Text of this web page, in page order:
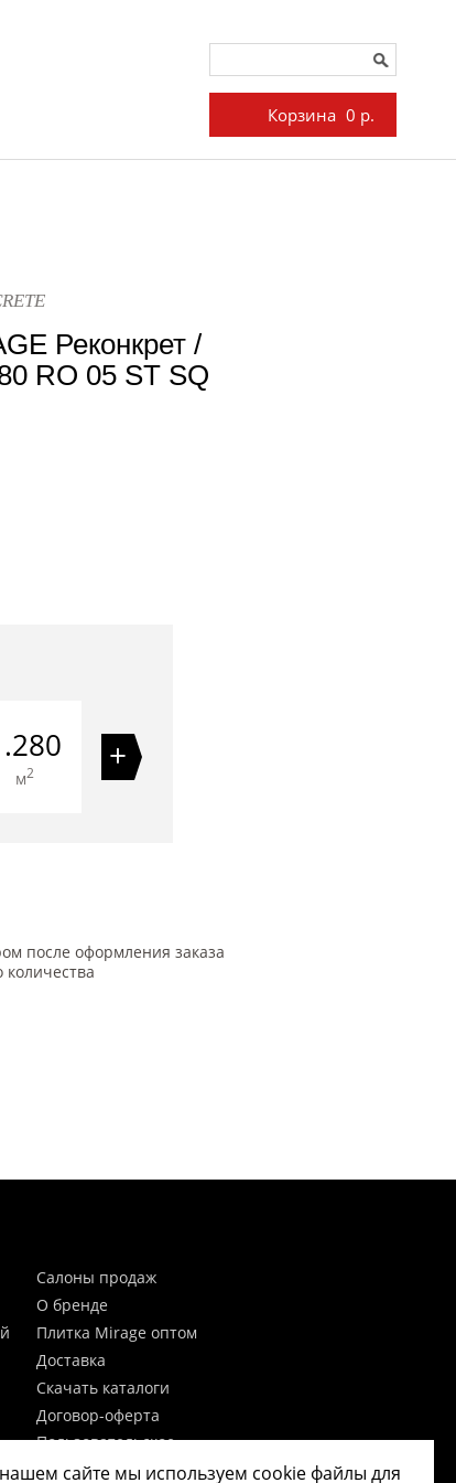
Корзина 0 р.
Реконкрет /
RO 05 ST SQ
м2 +
после оформления заказа
количества
Салоны продаж
О бренде
Плитка Mirage оптом
Доставка
Скачать каталоги
Договор-оферта
Пользовательское
сайте мы используем cookie файлы для